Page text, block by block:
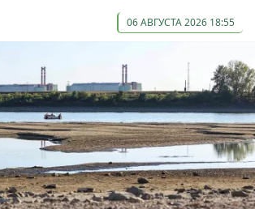
06 АВГУСТА 2026 18:55